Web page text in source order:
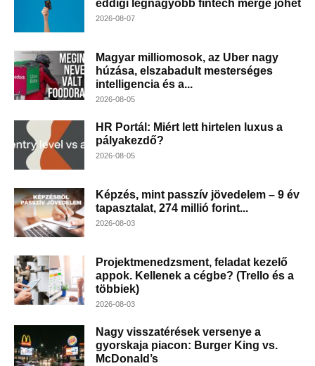
eddigi legnagyobb fintech merge jöhet
2026-08-07
Magyar milliomosok, az Uber nagy
húzása, elszabadult mesterséges
intelligencia és a...
2026-08-05
HR Portál: Miért lett hirtelen luxus a
pályakezdő?
2026-08-05
Képzés, mint passzív jövedelem – 9 év
tapasztalat, 274 millió forint...
2026-08-03
Projektmenedzsment, feladat kezelő
appok. Kellenek a cégbe? (Trello és a
többiek)
2026-08-03
Nagy visszatérések versenye a
gyorskaja piacon: Burger King vs.
McDonald’s